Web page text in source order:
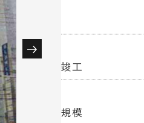
竣工
規模